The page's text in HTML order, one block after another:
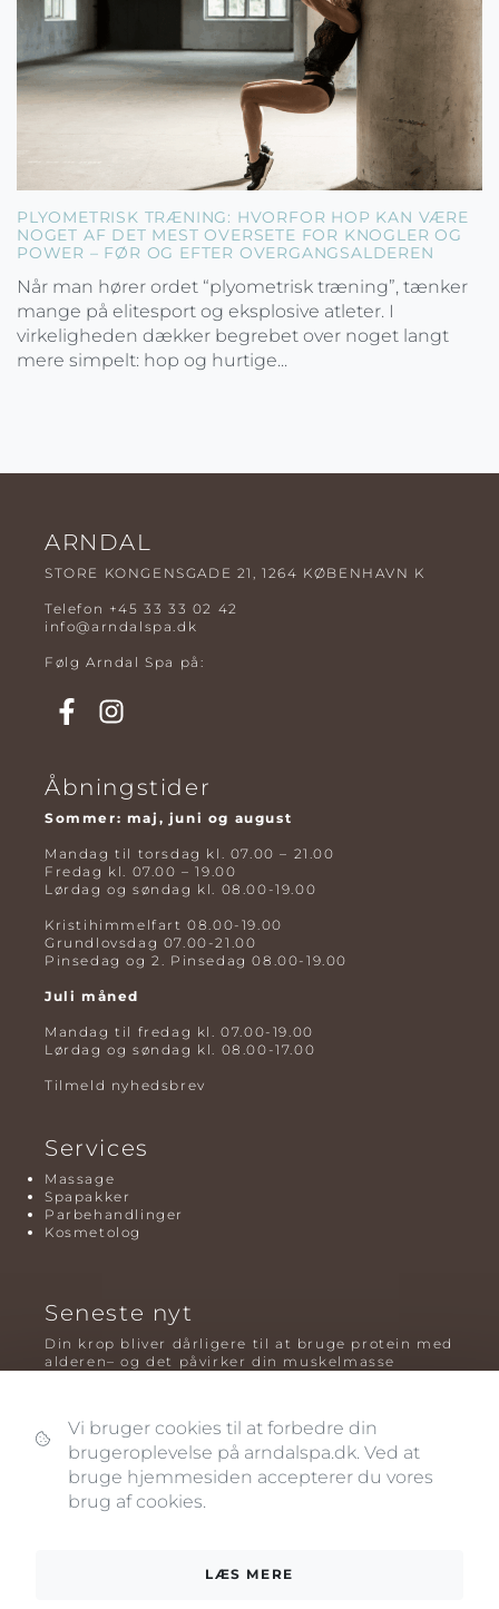
PLYOMETRISK TRÆNING: HVORFOR HOP KAN VÆRE
NOGET AF DET MEST OVERSETE FOR KNOGLER OG
POWER – FØR OG EFTER OVERGANGSALDEREN
Når man hører ordet “plyometrisk træning”, tænker
mange på elitesport og eksplosive atleter. I
virkeligheden dækker begrebet over noget langt
mere simpelt: hop og hurtige...
ARNDAL
STORE KONGENSGADE 21, 1264 KØBENHAVN K
Telefon +45 33 33 02 42
info@arndalspa.dk
Følg Arndal Spa på:
Åbningstider
Sommer: maj, juni og august
Mandag til torsdag kl. 07.00 – 21.00
Fredag kl. 07.00 – 19.00
Lørdag og søndag kl. 08.00-19.00
Kristihimmelfart 08.00-19.00
Grundlovsdag 07.00-21.00
Pinsedag og 2. Pinsedag 08.00-19.00
Juli måned
Mandag til fredag kl. 07.00-19.00
Lørdag og søndag kl. 08.00-17.00
Tilmeld nyhedsbrev
Services
Massage
Spapakker
Parbehandlinger
Kosmetolog
Seneste nyt
Din krop bliver dårligere til at bruge protein med
alderen– og det påvirker din muskelmasse
Plyometrisk træning: hvorfor hop kan være noget
af det mest oversete for knogler og power – før
og efter overgangsalderen
Vi bruger cookies til at forbedre din
brugeroplevelse på arndalspa.dk. Ved at
bruge hjemmesiden accepterer du vores
brug af cookies.
LÆS MERE